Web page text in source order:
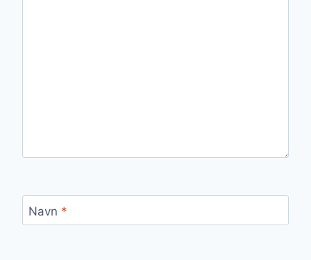
Navn *